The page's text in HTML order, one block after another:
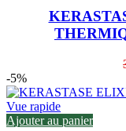
-5%
Vue rapide
Ajouter au panier